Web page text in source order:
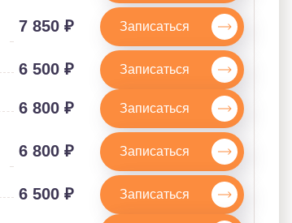
7 850 ₽ Записаться
6 500 ₽ Записаться
6 800 ₽ Записаться
6 800 ₽ Записаться
6 500 ₽ Записаться